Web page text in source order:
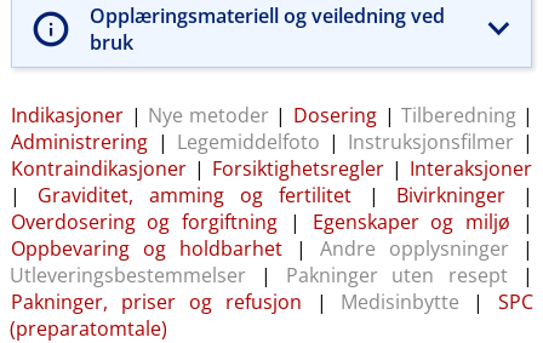
Opplæringsmateriell og veiledning ved
bruk
Indikasjoner | Nye metoder| Dosering | Tilberedning|
Administrering | Legemiddelfoto | Instruksjonsfilmer|
Kontraindikasjoner | Forsiktighetsregler | Interaksjoner
| Graviditet, amming og fertilitet | Bivirkninger |
Overdosering og forgiftning | Egenskaper og miljø |
Oppbevaring og holdbarhet |Andre opplysninger |
Utleveringsbestemmelser | Pakninger uten resept |
Pakninger, priser og refusjon | Medisinbytte | SPC
(preparatomtale)